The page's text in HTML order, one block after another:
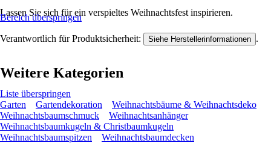
Lassen Sie sich für ein verspieltes Weihnachtsfest inspirieren.
Bereich überspringen
Verantwortlich für Produktsicherheit: Siehe Herstellerinformationen .
Weitere Kategorien
Liste überspringen
Garten
Gartendekoration
Weihnachtsbäume & Weihnachtsdeko
Weihnachtsbaumschmuck
Weihnachtsanhänger
Weihnachtsbaumkugeln & Christbaumkugeln
Weihnachtsbaumspitzen
Weihnachtsbaumdecken